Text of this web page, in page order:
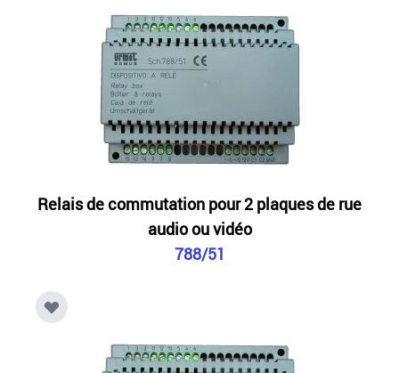
Relais de commutation pour 2 plaques de rue
audio ou vidéo
788/51